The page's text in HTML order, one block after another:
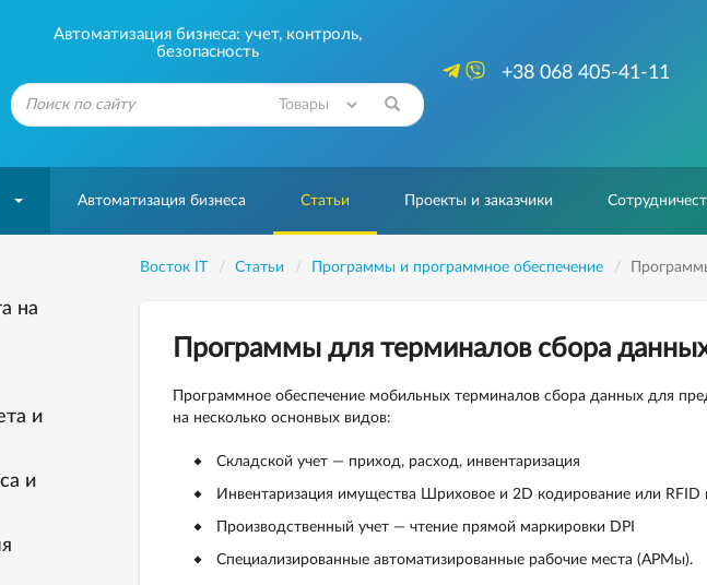
Автоматизация бизнеса: учет, контроль,
безопасность
+38 068 405-41-11
Автоматизация бизнеса Статьи Проекты и заказчики
Восток IT Статьи Программы и программное обеспечение
Программы для терминалов сбора
Программное обеспечение мобильных терминалов сбора данных для
на несколько оснонвых видов:
Складской учет — приход, расход, инвентаризация
Инвентаризация имущества Шриховое и 2D кодирование или RFID
Производственный учет — чтение прямой маркировки DPI
Специализированные автоматизированные рабочие места (АРМы).
на
и
и